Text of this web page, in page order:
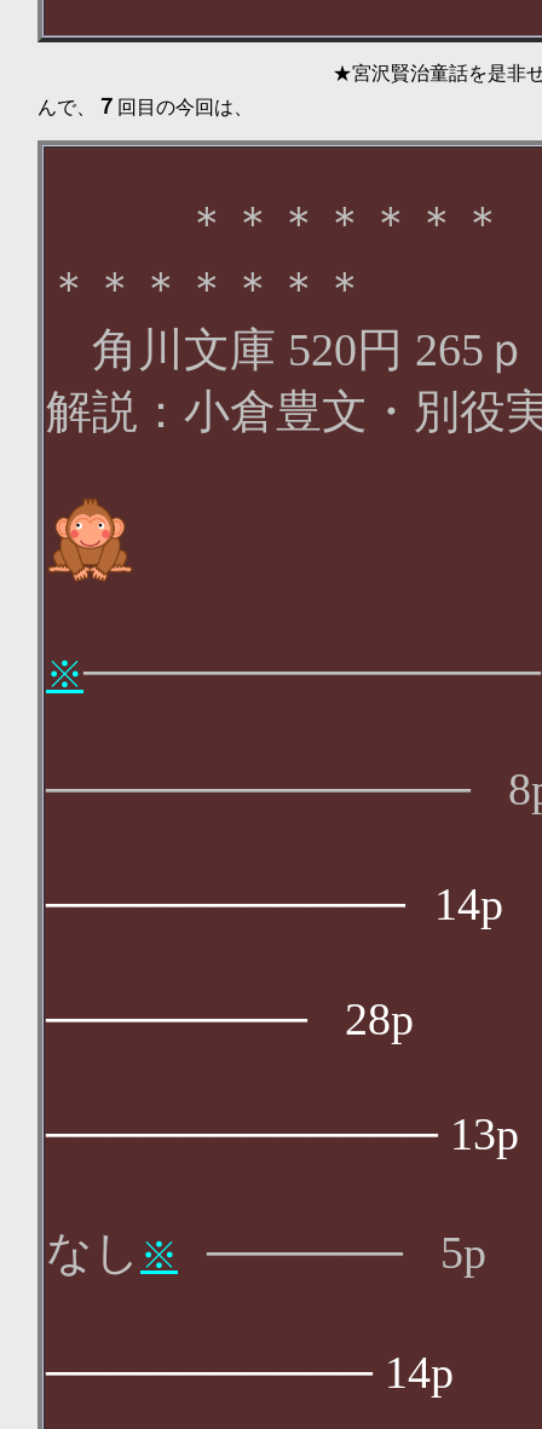
★宮沢賢治童話を是非ぜひゼ
んで、
７ 回目の今回は、
＊＊＊＊＊＊＊
＊＊＊＊＊＊＊
角川文庫 520円 265
解説：小倉豊文・別役
※──────────────
─────────────
───────────
14p
────────
28p
──────────── 13p
なし ※ ──────
5p
────────── 14p